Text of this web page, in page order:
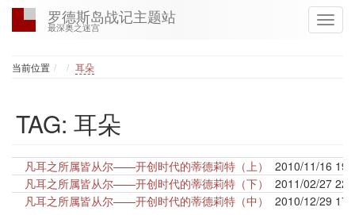
罗德斯岛战记主题站
最深奥之迷宫
当前位置 Home
耳朵
TAG: 耳朵
凡耳之所属皆从尔——开创时代的蒂德莉特（上）
2010/11/16
凡耳之所属皆从尔——开创时代的蒂德莉特（下）
2011/02/27
凡耳之所属皆从尔——开创时代的蒂德莉特（中）
2010/12/29